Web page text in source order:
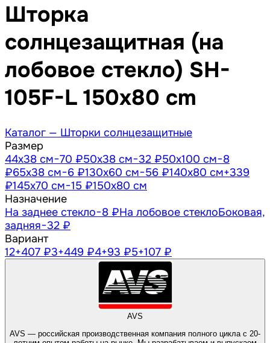
Шторка
солнцезащитная (на
лобовое стекло) SH-
105F-L 150x80 cm
Каталог — Шторки солнцезащитные
Размер
44х38 см−70 ₽50х38 см−32 ₽50х100 см−8
₽65х38 см−6 ₽130х60 см−56 ₽140х80 см+339
₽145х70 см−15 ₽150х80 см
Назначение
На заднее стекло−8 ₽На лобовое стеклоБоковая,
задняя−32 ₽
Вариант
12+407 ₽3+449 ₽4+93 ₽5+107 ₽
AVS
AVS — российская производственная компания полного цикла с 20-